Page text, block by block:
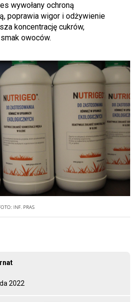
2022
wywołany ochroną
poprawia wigor i odżywienie
koncentrację cukrów,
owoców.
INF. PRAS